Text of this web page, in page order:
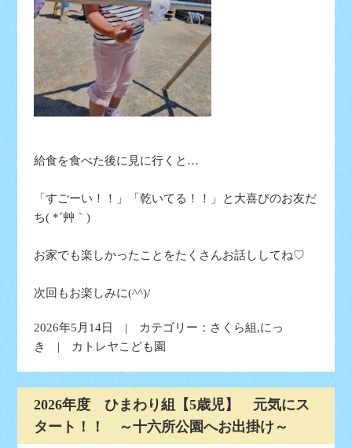
給食を食べた後に見に行くと…
「すごーい！！」「乾いてる！！」と大喜びのお友だ
ち( *´艸｀)
お家でも楽しかったことをたくさんお話ししてね♡
次回もお楽しみに(^^)/
2026年5月14日 | カテゴリー： さくら組 ,にっ
き
| カトレヤこども園
2026年度 ひまわり組【5歳児】 元気にス
タート！！ ～十六所公園へお出掛け～